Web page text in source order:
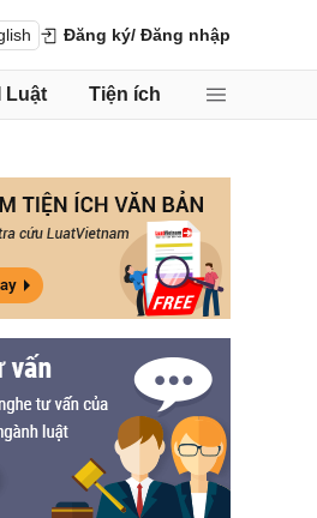
Đăng ký/ Đăng nhập
Luật Tiện ích